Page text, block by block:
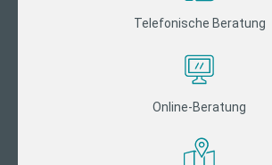
Telefonische Beratung
Online-Beratung